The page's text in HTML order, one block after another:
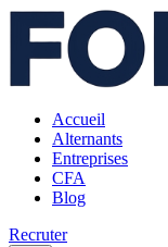
Accueil
Alternants
Entreprises
CFA
Blog
Recruter